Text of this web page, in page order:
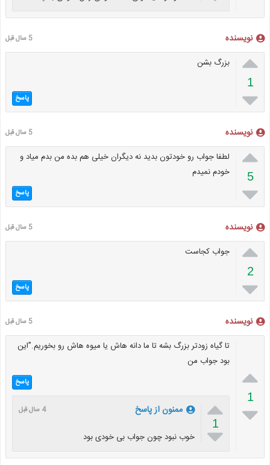
نویسنده 5 سال قبل

1

بزرگ بشن
پاسخ
نویسنده 5 سال قبل

5

لطفا جواب رو خودتون بدید نه دیگران خیلی هم بده من بدم میاد و
خودم نمیدم
پاسخ
نویسنده 5 سال قبل

2

جواب کجاست
پاسخ
نویسنده 5 سال قبل

1

تا گیاه زودتر بزرگ بشه تا ما دانه هاش یا میوه هاش رو بخوریم.”این
بود جواب من
پاسخ

1

ممنون از پاسخ 4 سال قبل
خوب نبود چون جواب بی خودی بود